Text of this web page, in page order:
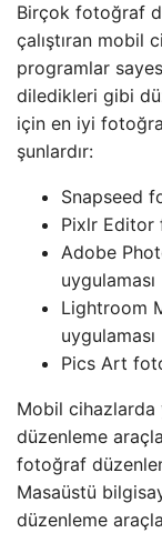
Birçok fotoğraf
çalıştıran mobil
programlar
diledikleri gibi
için en iyi
şunlardır:
Snapseed
Pixlr Editor
Adobe
uygulaması
Lightroom
uygulaması
Pics Art
Mobil
düzenleme
fotoğraf
Masaüstü
düzenleme